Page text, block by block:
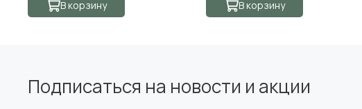
В корзину В корзину
Подписаться на новости и акции